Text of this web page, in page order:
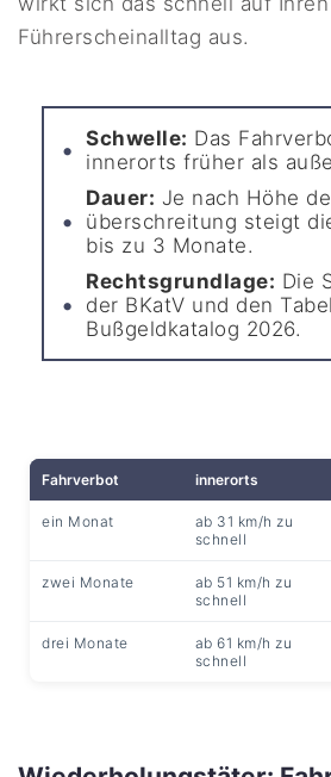
Führerscheinalltag aus.
Schwelle: Das
innerorts früher als
Dauer: Je nach Höhe
überschreitung steigt
bis zu 3 Monate.
Rechtsgrundlage: Die
der BKatV und den
Bußgeldkatalog 2026.
Fahrverbot innerorts
ein Monat
ab 31 km/h zu
schnell
zwei Monate
ab 51 km/h zu
schnell
drei Monate
ab 61 km/h zu
schnell